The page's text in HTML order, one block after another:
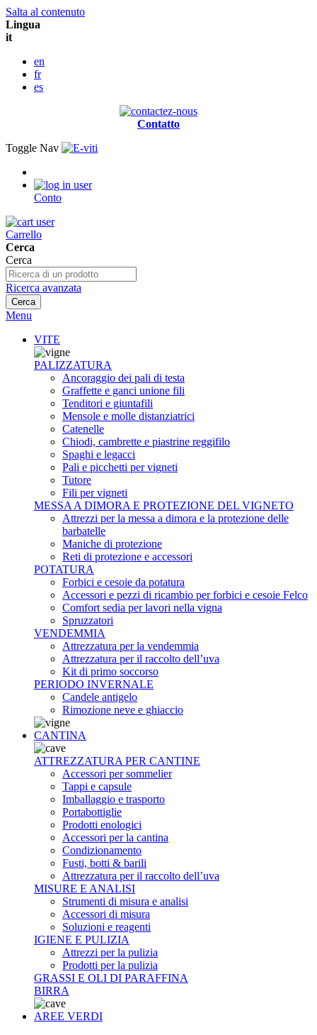
Salta al contenuto
Lingua
it
en
fr
es
Contatto
Toggle Nav
Conto
Carrello
Cerca
Cerca
Ricerca avanzata
Cerca
Menu
VITE
PALIZZATURA
Ancoraggio dei pali di testa
Graffette e ganci unione fili
Tenditori e giuntafili
Mensole e molle distanziatrici
Catenelle
Chiodi, cambrette e piastrine reggifilo
Spaghi e legacci
Pali e picchetti per vigneti
Tutore
Fili per vigneti
MESSA A DIMORA E PROTEZIONE DEL VIGNETO
Attrezzi per la messa a dimora e la protezione delle
barbatelle
Maniche di protezione
Reti di protezione e accessori
POTATURA
Forbici e cesoie da potatura
Accessori e pezzi di ricambio per forbici e cesoie Felco
Comfort sedia per lavori nella vigna
Spruzzatori
VENDEMMIA
Attrezzatura per la vendemmia
Attrezzatura per il raccolto dell’uva
Kit di primo soccorso
PERIODO INVERNALE
Candele antigelo
Rimozione neve e ghiaccio
CANTINA
ATTREZZATURA PER CANTINE
Accessori per sommelier
Tappi e capsule
Imballaggio e trasporto
Portabottiglie
Prodotti enologici
Accessori per la cantina
Condizionamento
Fusti, botti & barili
Attrezzatura per il raccolto dell’uva
MISURE E ANALISI
Strumenti di misura e analisi
Accessori di misura
Soluzioni e reagenti
IGIENE E PULIZIA
Attrezzi per la pulizia
Prodotti per la pulizia
GRASSI E OLI DI PARAFFINA
BIRRA
AREE VERDI